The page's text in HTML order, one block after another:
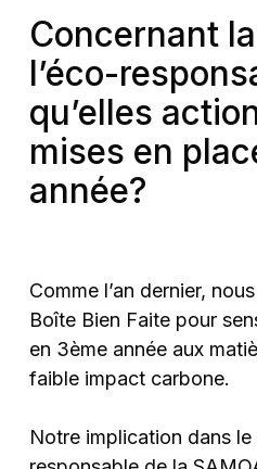
Concernant
l’éco-
qu’elles
mises en
année?
Comme l’an dernier,
Boîte Bien Faite pour
en 3ème année aux
faible impact carbone.
Notre implication dans